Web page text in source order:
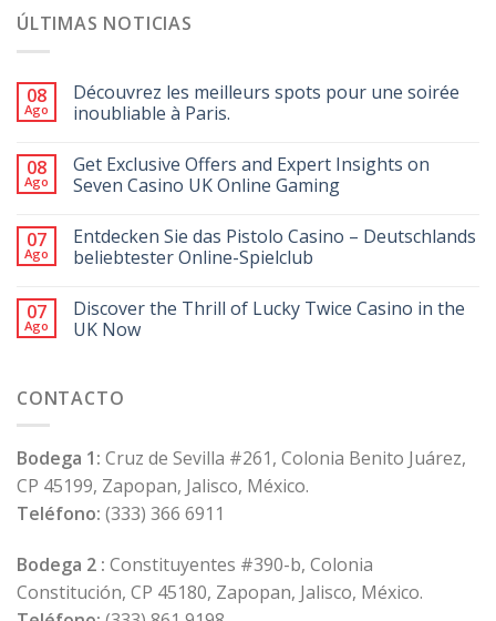
ÚLTIMAS NOTICIAS
08
Ago
Découvrez les meilleurs spots pour une soirée
inoubliable à Paris.
08
Ago
Get Exclusive Offers and Expert Insights on
Seven Casino UK Online Gaming
07
Ago
Entdecken Sie das Pistolo Casino – Deutschlands
beliebtester Online-Spielclub
07
Ago
Discover the Thrill of Lucky Twice Casino in the
UK Now
CONTACTO
Bodega 1: Cruz de Sevilla #261, Colonia Benito Juárez,
CP 45199, Zapopan, Jalisco, México.
Teléfono: (333) 366 6911
Bodega 2 : Constituyentes #390-b, Colonia
Constitución, CP 45180, Zapopan, Jalisco, México.